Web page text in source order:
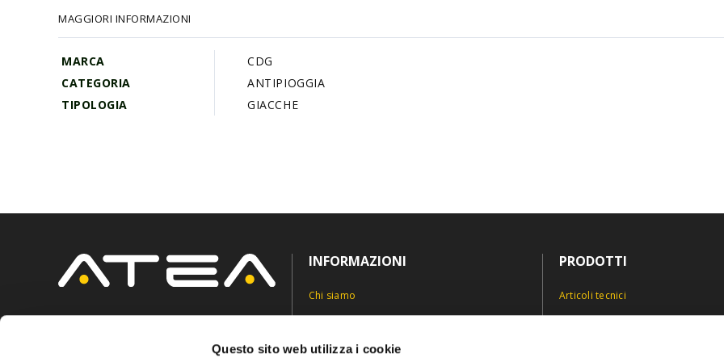
Questo sito web utilizza i cookie
di
immagini
MAGGIORI INFORMAZIONI
MARCA
CDG
CATEGORIA
ANTIPIOGGIA
TIPOLOGIA
GIACCHE
INFORMAZIONI
Chi siamo
Contatti
Privacy Policy
PRODOTTI
Articoli tecnici
Antinfortunistica